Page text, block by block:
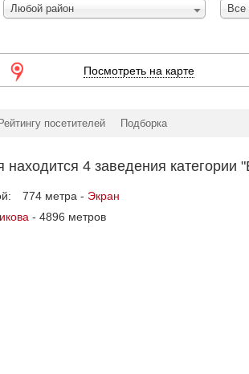
Любой район Все
Посмотреть на карте
Рейтингу посетителей Подборка
4 заведения категории
774 метра - Экран
- 4896 метров